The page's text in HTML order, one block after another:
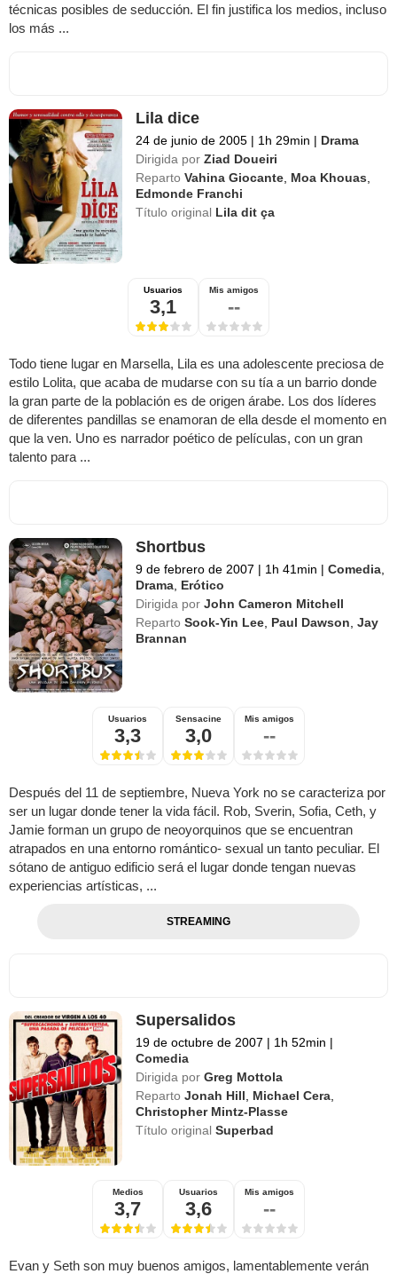
técnicas posibles de seducción. El fin justifica los medios, incluso
los más ...
Lila dice
24 de junio de 2005 | 1h 29min | Drama
Dirigida por Ziad Doueiri
Reparto Vahina Giocante Moa Khouas
Edmonde Franchi
Título original Lila dit ça
Usuarios
3,1
Mis amigos
--
Todo tiene lugar en Marsella, Lila es una adolescente preciosa de
estilo Lolita, que acaba de mudarse con su tía a un barrio donde
la gran parte de la población es de origen árabe. Los dos líderes
de diferentes pandillas se enamoran de ella desde el momento en
que la ven. Uno es narrador poético de películas, con un gran
talento para ...
Shortbus
9 de febrero de 2007 | 1h 41min | Comedia
Drama Erótico
Dirigida por John Cameron Mitchell
Reparto Sook-Yin Lee Paul Dawson ,Jay
Brannan
Usuarios
3,3
Sensacine
3,0
Mis amigos
--
Después del 11 de septiembre, Nueva York no se caracteriza por
ser un lugar donde tener la vida fácil. Rob, Sverin, Sofia, Ceth, y
Jamie forman un grupo de neoyorquinos que se encuentran
atrapados en una entorno romántico- sexual un tanto peculiar. El
sótano de antiguo edificio será el lugar donde tengan nuevas
experiencias artísticas, ...
STREAMING
Supersalidos
19 de octubre de 2007 | 1h 52min |
Comedia
Dirigida por Greg Mottola
Reparto Jonah Hill Michael Cera
Christopher Mintz-Plasse
Título originalSuperbad
Medios
3,7
Usuarios
3,6
Mis amigos
--
Evan y Seth son muy buenos amigos, lamentablemente verán